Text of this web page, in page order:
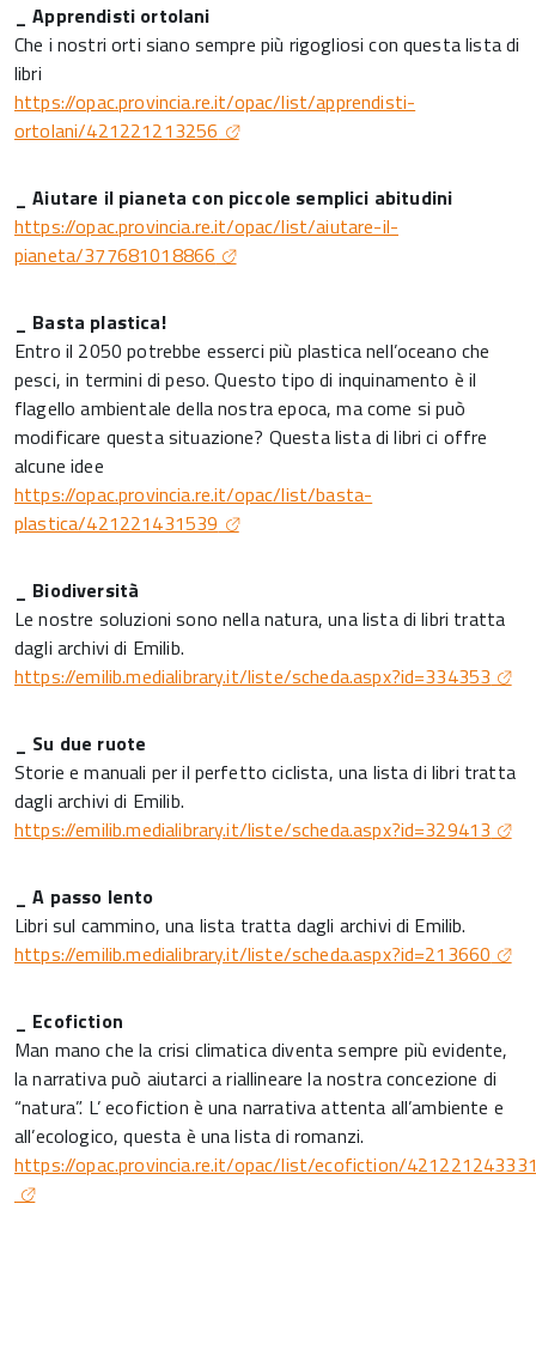
_ Apprendisti ortolani
Che i nostri orti siano sempre più rigogliosi con questa lista di
libri
https://opac.provincia.re.it/opac/list/apprendisti-
ortolani/421221213256
_ Aiutare il pianeta con piccole semplici abitudini
https://opac.provincia.re.it/opac/list/aiutare-il-
pianeta/377681018866
_ Basta plastica!
Entro il 2050 potrebbe esserci più plastica nell’oceano che
pesci, in termini di peso. Questo tipo di inquinamento è il
flagello ambientale della nostra epoca, ma come si può
modificare questa situazione? Questa lista di libri ci offre
alcune idee
https://opac.provincia.re.it/opac/list/basta-
plastica/421221431539
_ Biodiversità
Le nostre soluzioni sono nella natura, una lista di libri tratta
dagli archivi di Emilib.
https://emilib.medialibrary.it/liste/scheda.aspx?id=334353
_ Su due ruote
Storie e manuali per il perfetto ciclista, una lista di libri tratta
dagli archivi di Emilib.
https://emilib.medialibrary.it/liste/scheda.aspx?id=329413
_ A passo lento
Libri sul cammino, una lista tratta dagli archivi di Emilib.
https://emilib.medialibrary.it/liste/scheda.aspx?id=213660
_ Ecofiction
Man mano che la crisi climatica diventa sempre più evidente,
la narrativa può aiutarci a riallineare la nostra concezione di
“natura”. L’ ecofiction è una narrativa attenta all’ambiente e
all’ecologico, questa è una lista di romanzi.
https://opac.provincia.re.it/opac/list/ecofiction/